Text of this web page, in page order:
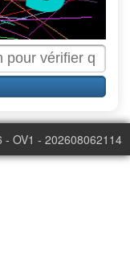
- OV1 - 202608062114